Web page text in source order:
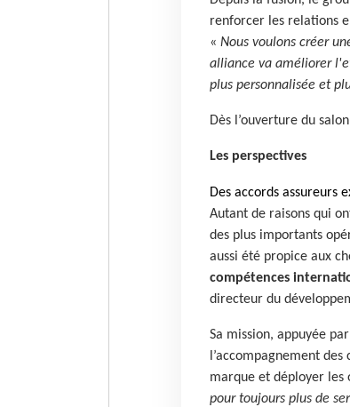
renforcer les relations
« Nous voulons créer
alliance va améliorer
plus personnalisée et
Dès l’ouverture du
Les perspectives
Des accords assureurs
Autant de raisons qui
des plus importants
aussi été propice aux
compétences
directeur du
Sa mission, appuyée
l’accompagnement
marque et déployer les
pour toujours plus de